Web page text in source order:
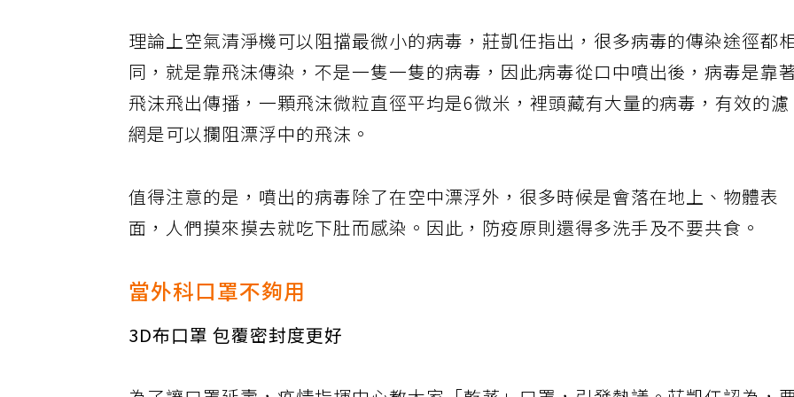
理論上空氣清淨機可以阻擋最微小的病毒，莊凱任指出，很多病毒的傳染途徑都
同，就是靠飛沫傳染，不是一隻一隻的病毒，因此病毒從口中噴出後，病毒是靠
飛沫飛出傳播，一顆飛沫微粒直徑平均是6微米，裡頭藏有大量的病毒，有效的濾
網是可以攔阻漂浮中的飛沫。
值得注意的是，噴出的病毒除了在空中漂浮外，很多時候是會落在地上、物體表
面，人們摸來摸去就吃下肚而感染。因此，防疫原則還得多洗手及不要共食。
當外科口罩不夠用
3D布口罩 包覆密封度更好